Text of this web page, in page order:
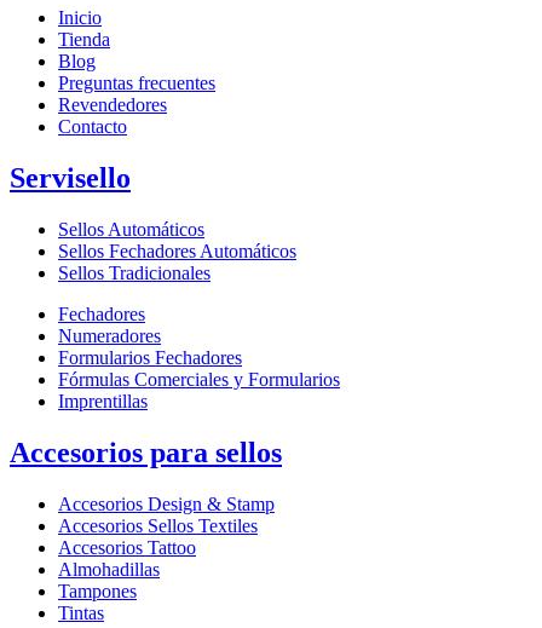
Inicio
Tienda
Blog
Preguntas frecuentes
Revendedores
Contacto
Servisello
Sellos Automáticos
Sellos Fechadores Automáticos
Sellos Tradicionales
Fechadores
Numeradores
Formularios Fechadores
Fórmulas Comerciales y Formularios
Imprentillas
Accesorios para sellos
Accesorios Design & Stamp
Accesorios Sellos Textiles
Accesorios Tattoo
Almohadillas
Tampones
Tintas